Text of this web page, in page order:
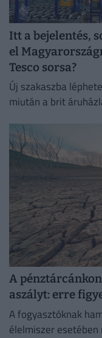
Itt a bejelentés,
el
Tesco sorsa?
Új szakaszba
miután a brit
A
aszályt: erre
A fogyasztóknak
élelmiszer